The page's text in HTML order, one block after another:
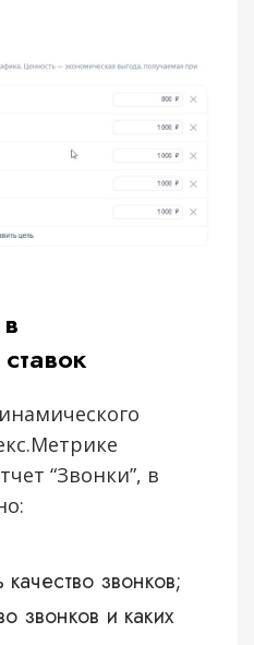
“Звонки”, в
звонков;
звонков и каких
, даю свое Согласие на